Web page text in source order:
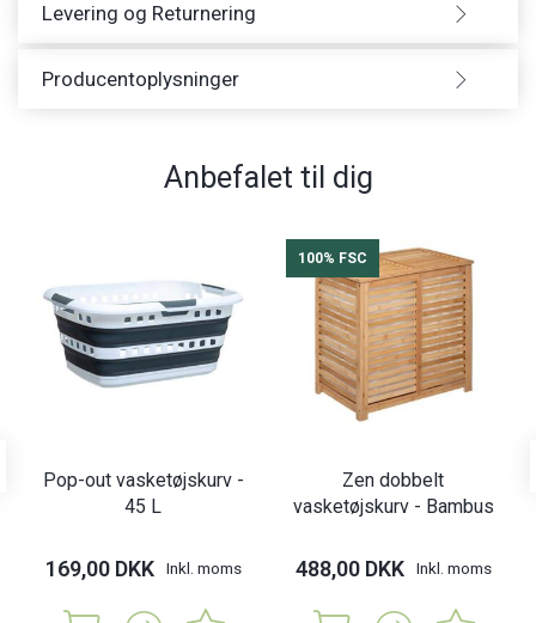
Levering og Returnering
Producentoplysninger
Anbefalet til dig
Pop-out vasketøjskurv -
45 L
169,00 DKK Inkl. moms
100% FSC
Zen dobbelt
vasketøjskurv - Bambus
488,00 DKK Inkl. moms